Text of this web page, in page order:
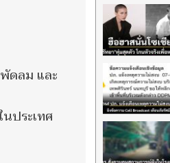
ดลม และ
ประเทศ
ภาพยนตร์เ
Broadcast